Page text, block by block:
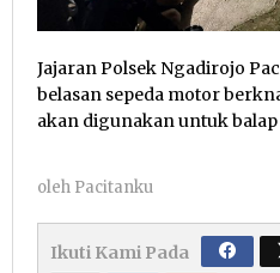
Jajaran Polsek Ngadirojo
belasan sepeda motor
akan digunakan untuk balap
oleh Pacitanku
Ikuti Kami Pada